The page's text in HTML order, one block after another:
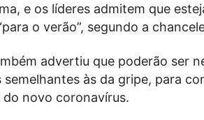
e os líderes admitem que
o verão”, segundo a
advertiu que poderão ser
semelhantes às da gripe, para
novo coronavírus.